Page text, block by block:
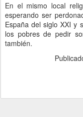
En el mismo local
esperando ser
España del siglo XXI y
los pobres de pedir
también.